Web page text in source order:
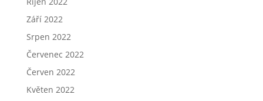
Září 2022
Srpen 2022
Červenec 2022
Červen 2022
Květen 2022